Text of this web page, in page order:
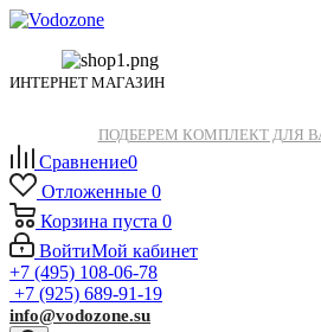
ИНТЕРНЕТ МАГАЗИН
ПОДБЕРЕМ КОМПЛЕКТ ДЛЯ
Сравнение0
Отложенные 0
Корзина пуста 0
ВойтиМой кабинет
+7 (495) 108-06-78
+7 (925) 689-91-19
info@vodozone.su